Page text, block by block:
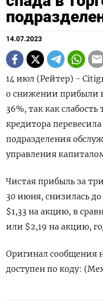
14.07.2023
14 июл (Рейтер) -
о снижении прибыли
36%, так как слабость
кредитора
подразделения
управления
Чистая прибыль за
30 июня, снизилась
$1,33 на акцию, в
или $2,19 на акцию,
Оригинал сообщения
доступен по коду: